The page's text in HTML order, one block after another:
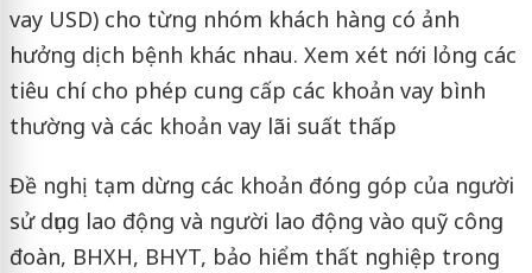
vay USD) cho từng nhóm khách hàng có ảnh
hưởng dịch bệnh khác nhau. Xem xét nới lỏng các
tiêu chí cho phép cung cấp các khoản vay bình
thường và các khoản vay lãi suất thấp
Đề nghị tạm dừng các khoản đóng góp của người
sử dụng lao động và người lao động vào quỹ công
đoàn, BHXH, BHYT, bảo hiểm thất nghiệp trong